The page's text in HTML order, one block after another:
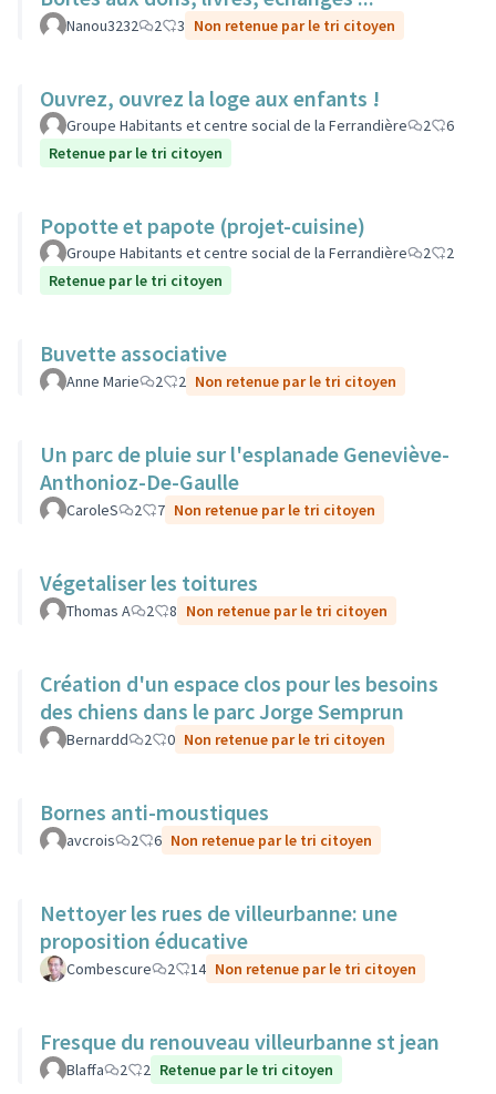
Nanou3232 2 3 Non retenue par le tri citoyen
Ouvrez, ouvrez la loge aux enfants !
Groupe Habitants et centre social de la Ferrandière 2
6
Retenue par le tri citoyen
Popotte et papote (projet-cuisine)
Groupe Habitants et centre social de la Ferrandière 2
2
Retenue par le tri citoyen
Buvette associative
Anne Marie 2 2 Non retenue par le tri citoyen
Un parc de pluie sur l'esplanade Geneviève-
Anthonioz-De-Gaulle
CaroleS 2 7 Non retenue par le tri citoyen
Végetaliser les toitures
Thomas A 2 8 Non retenue par le tri citoyen
Création d'un espace clos pour les besoins
des chiens dans le parc Jorge Semprun
Bernardd 2 0 Non retenue par le tri citoyen
Bornes anti-moustiques
avcrois 2 6 Non retenue par le tri citoyen
Nettoyer les rues de villeurbanne: une
proposition éducative
Combescure 2 14 Non retenue par le tri citoyen
Fresque du renouveau villeurbanne st jean
Blaffa 2 2 Retenue par le tri citoyen